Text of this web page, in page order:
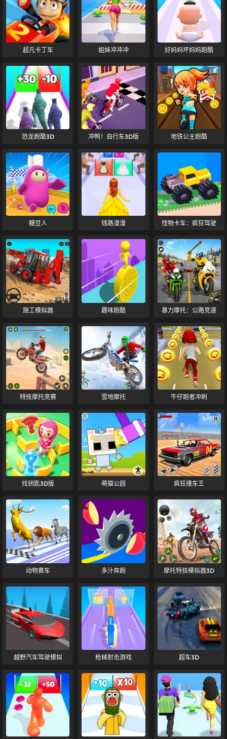
超凡卡丁车 姐妹冲冲冲 好妈妈坏妈妈跑酷
恐龙跑酷3D 冲鸭！自行车3D版 地铁公主跑酷
糖豆人 钱路漫漫 怪物卡车：疯狂驾驶
施工模拟器 趣味跑酷 暴力摩托：公路竞速
特技摩托竞赛 雪地摩托 牛仔跑者冲刺
找钥匙3D版 萌猫公园 疯狂撞车王
动物赛车 多汁奔跑 摩托特技模拟器3D
越野汽车驾驶模拟 枪械射击游戏 超车3D